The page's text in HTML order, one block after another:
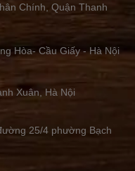
Chính, Quận Thanh
Hòa- Cầu Giấy - Hà Nội
Xuân, Hà Nội
25/4 phường Bạch